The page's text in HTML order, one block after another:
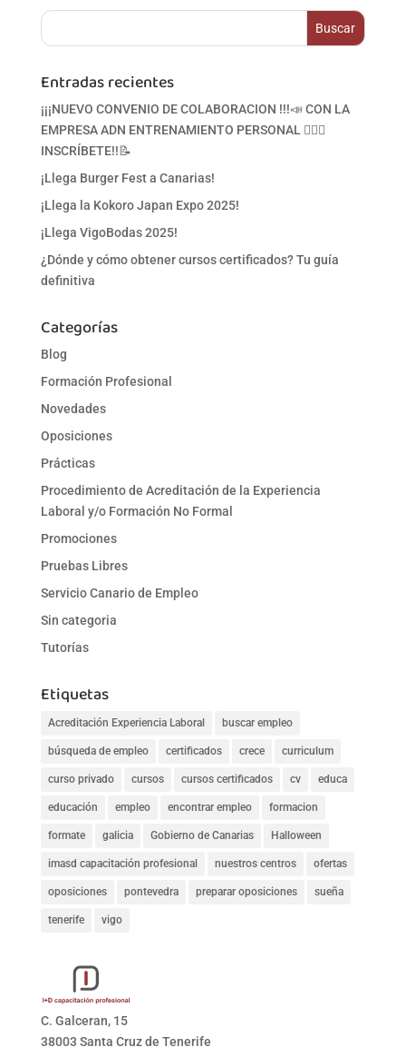
Entradas recientes
¡¡¡NUEVO CONVENIO DE COLABORACION !!!📣 CON LA
EMPRESA ADN ENTRENAMIENTO PERSONAL 🏋‍♀🥋
INSCRÍBETE!!📝
¡Llega Burger Fest a Canarias!
¡Llega la Kokoro Japan Expo 2025!
¡Llega VigoBodas 2025!
¿Dónde y cómo obtener cursos certificados? Tu guía
definitiva
Categorías
Blog
Formación Profesional
Novedades
Oposiciones
Prácticas
Procedimiento de Acreditación de la Experiencia
Laboral y/o Formación No Formal
Promociones
Pruebas Libres
Servicio Canario de Empleo
Sin categoria
Tutorías
Etiquetas
Acreditación Experiencia Laboral buscar empleo
búsqueda de empleo certificados crece curriculum
curso privado cursos cursos certificados cv educa
educación empleo encontrar empleo formacion
formate galicia Gobierno de Canarias Halloween
imasd capacitación profesional nuestros centros ofertas
oposiciones pontevedra preparar oposiciones sueña
tenerife vigo
C. Galceran, 15
38003 Santa Cruz de Tenerife